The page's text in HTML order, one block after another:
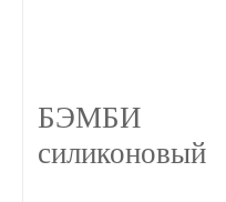
БЭМБИ
силиконовый